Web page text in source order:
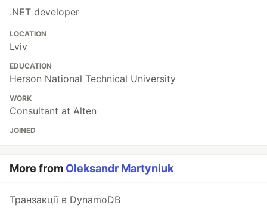
.NET developer
LOCATION
Lviv
EDUCATION
Herson National Technical University
WORK
Consultant at Alten
JOINED
More from Oleksandr Martyniuk
Транзакції в DynamoDB